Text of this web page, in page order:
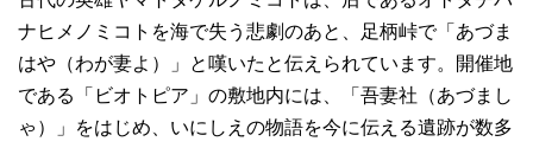
ナヒメノミコトを海で失う悲劇のあと、足柄峠で「あづま
はや（わが妻よ）」と嘆いたと伝えられています。開催地
である「ビオトピア」の敷地内には、「吾妻社（あづまし
ゃ）」をはじめ、いにしえの物語を今に伝える遺跡が数多